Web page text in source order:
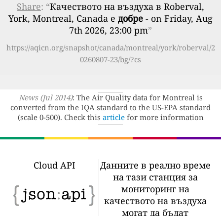
Share: “Качеството на въздуха в Roberval,
York, Montreal, Canada е добре - on Friday, Aug
7th 2026, 23:00 pm”
https://aqicn.org/snapshot/canada/montreal/york/roberval/2
0260807-23/bg/?cs
News (Jul 2014): The Air Quality data for Montreal is
converted from the IQA standard to the US-EPA standard
(scale 0-500). Check this articlefor more information
Cloud API
Данните в реално време
на тази станция за
мониторинг на
качеството на въздуха
могат да бъдат